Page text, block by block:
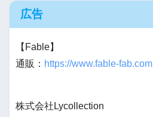
広告
【Fable】
通販： https://www.fable-fab.com
株式会社Lycollection